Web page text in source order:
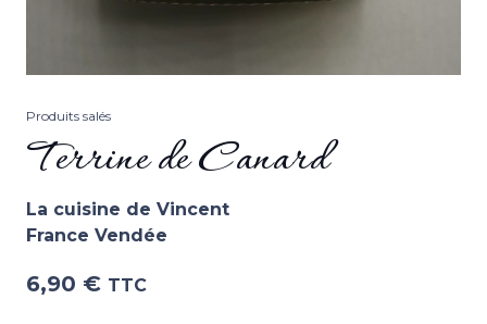
Produits salés
Terrine de Canard
La cuisine de Vincent
France Vendée
6,90 € TTC